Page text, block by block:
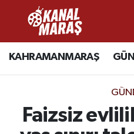
KAHRAMANMARAŞ
Faizsiz
CANLI YAYIN
KAHRAMANMARAŞ
GÜNCEL
Kahramanmaraş
Kahramanmaraş
Kahramanmaraş